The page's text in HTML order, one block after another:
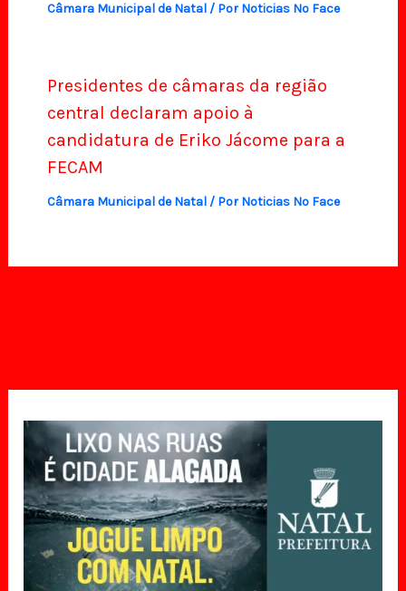
Câmara Municipal de Natal/ Por Noticias No Face
Presidentes de câmaras da região
central declaram apoio à
candidatura de Eriko Jácome para a
FECAM
Câmara Municipal de Natal/ Por Noticias No Face